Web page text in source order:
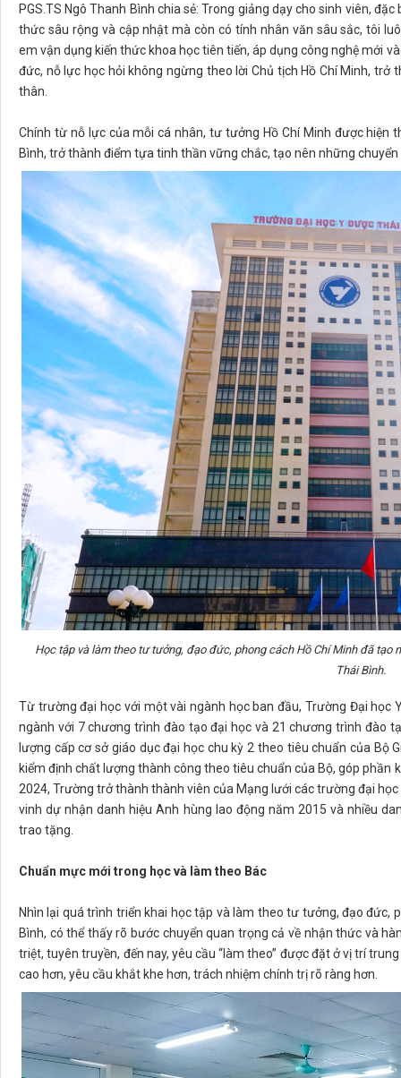
PGS.TS Ngô Thanh Bình chia sẻ: Trong giảng dạy cho sinh viên,
thức sâu rộng và cập nhật mà còn có tính nhân văn sâu sắc, tôi
em vận dụng kiến thức khoa học tiên tiến, áp dụng công nghệ mới
đức, nỗ lực học hỏi không ngừng theo lời Chủ tịch Hồ Chí Minh,
thân.
Chính từ nỗ lực của mỗi cá nhân, tư tưởng Hồ Chí Minh được hiện
Bình, trở thành điểm tựa tinh thần vững chắc, tạo nên những
Học tập và làm theo tư tưởng, đạo đức, phong cách Hồ Chí Minh đã
Thái Bình.
Từ trường đại học với một vài ngành học ban đầu, Trường Đại học
ngành với 7 chương trình đào tạo đại học và 21 chương trình đào
lượng cấp cơ sở giáo dục đại học chu kỳ 2 theo tiêu chuẩn của
kiểm định chất lượng thành công theo tiêu chuẩn của Bộ, góp
2024, Trường trở thành thành viên của Mạng lưới các trường đại
vinh dự nhận danh hiệu Anh hùng lao động năm 2015 và nhiều
trao tặng.
Chuẩn mực mới trong học và làm theo Bác
Nhìn lại quá trình triển khai học tập và làm theo tư tưởng, đạo đức,
Bình, có thể thấy rõ bước chuyển quan trọng cả về nhận thức và
triệt, tuyên truyền, đến nay, yêu cầu “làm theo” được đặt ở vị trí
cao hơn, yêu cầu khắt khe hơn, trách nhiệm chính trị rõ ràng hơn.